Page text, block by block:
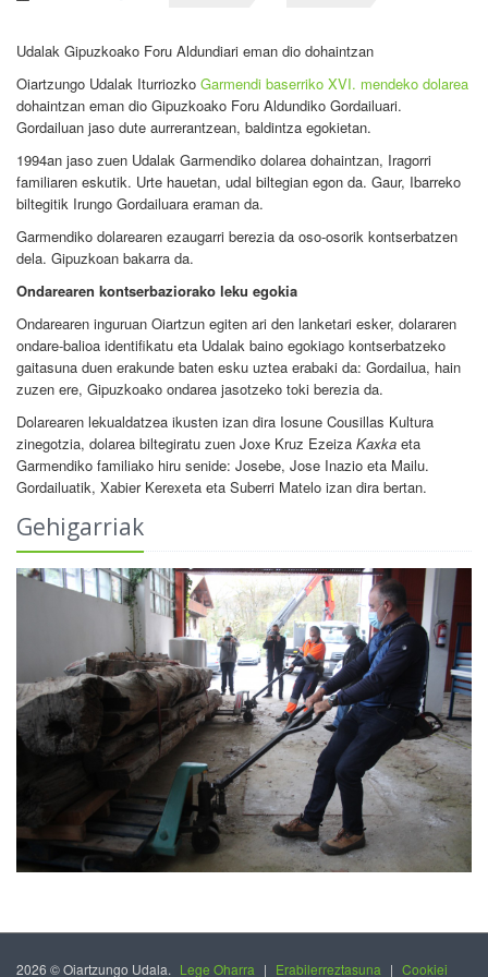
Udalak Gipuzkoako Foru Aldundiari eman dio dohaintzan
Oiartzungo Udalak Iturriozko Garmendi baserriko XVI. mendeko dolarea
dohaintzan eman dio Gipuzkoako Foru Aldundiko Gordailuari.
Gordailuan jaso dute aurrerantzean, baldintza egokietan.
1994an jaso zuen Udalak Garmendiko dolarea dohaintzan, Iragorri
familiaren eskutik. Urte hauetan, udal biltegian egon da. Gaur, Ibarreko
biltegitik Irungo Gordailuara eraman da.
Garmendiko dolarearen ezaugarri berezia da oso-osorik kontserbatzen
dela. Gipuzkoan bakarra da.
Ondarearen kontserbaziorako leku egokia
Ondarearen inguruan Oiartzun egiten ari den lanketari esker, dolararen
ondare-balioa identifikatu eta Udalak baino egokiago kontserbatzeko
gaitasuna duen erakunde baten esku uztea erabaki da: Gordailua, hain
zuzen ere, Gipuzkoako ondarea jasotzeko toki berezia da.
Dolarearen lekualdatzea ikusten izan dira Iosune Cousillas Kultura
zinegotzia, dolarea biltegiratu zuen Joxe Kruz Ezeiza Kaxka eta
Garmendiko familiako hiru senide: Josebe, Jose Inazio eta Mailu.
Gordailuatik, Xabier Kerexeta eta Suberri Matelo izan dira bertan.
Gehigarriak
2026 © Oiartzungo Udala. Lege Oharra | Erabilerreztasuna | Cookiei